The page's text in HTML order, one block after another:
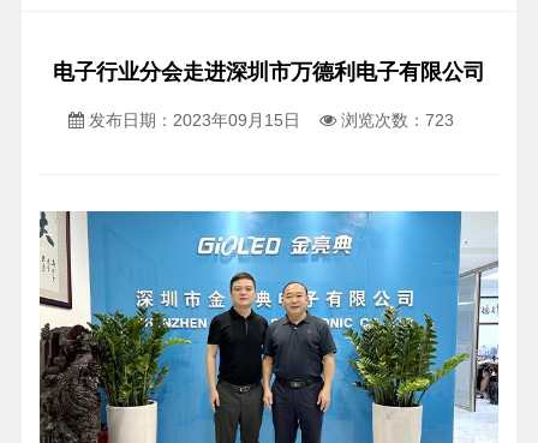
电子行业分会走进深圳市万德利电子有限公司
发布日期： 2023年09月15日 浏览次数：723